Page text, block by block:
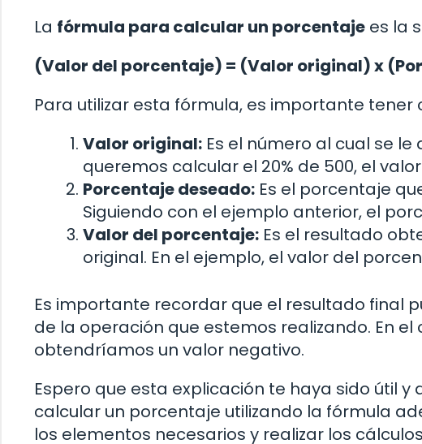
La fórmula para calcular un porcentaje es la
(Valor del porcentaje) = (Valor original) x
Para utilizar esta fórmula, es importante
Valor original: Es el número al cual se
queremos calcular el 20% de 500, el
Porcentaje deseado: Es el porcentaje
Siguiendo con el ejemplo anterior, el
Valor del porcentaje: Es el resultado
original. En el ejemplo, el valor del
Es importante recordar que el resultado final
de la operación que estemos realizando. En
obtendríamos un valor negativo.
Espero que esta explicación te haya sido útil
calcular un porcentaje utilizando la fórmula
los elementos necesarios y realizar los